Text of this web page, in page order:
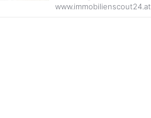
www.immobilienscout24.at